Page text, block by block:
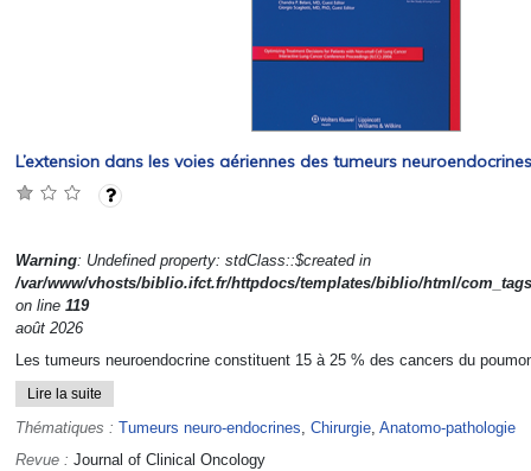
L’extension dans les voies aériennes des tumeurs
Warning: Undefined property: stdClass::$created in
/var/www/vhosts/biblio.ifct.fr/httpdocs/templates/biblio/html/
on line 119
août 2026
Les tumeurs neuroendocrine constituent 15 à 25 % des cancers du
Lire la suite
Thématiques : Tumeurs neuro-endocrines, Chirurgie, Anatomo-pathologie
Revue : Journal of Clinical Oncology